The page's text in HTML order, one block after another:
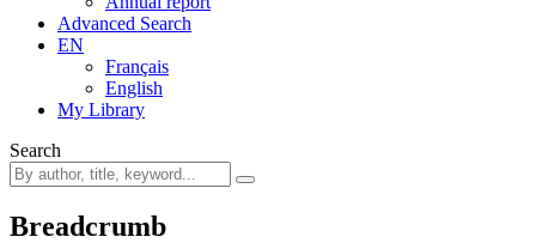
Advanced Search
EN
Français
English
My Library
Search
Breadcrumb